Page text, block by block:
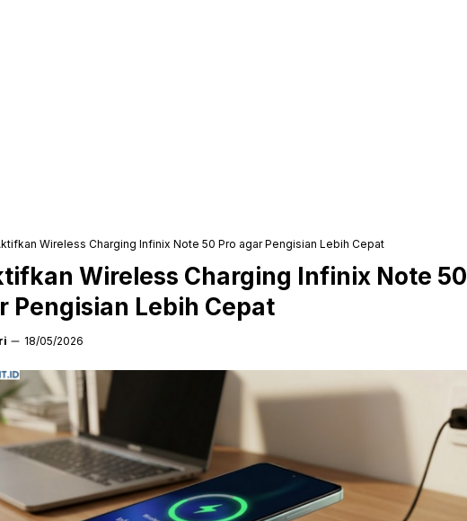
Wireless Charging Infinix Note 50 Pro agar Pengisian Lebih Cepat
Wireless Charging Infinix Note 50
Pengisian Lebih Cepat
18/05/2026